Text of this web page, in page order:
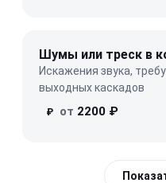
Шумы или треск в
Искажения звука,
выходных каскадов
₽ от 2200 ₽